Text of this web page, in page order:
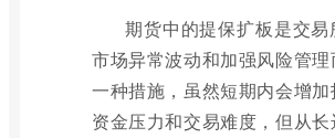
期货中的提保扩板是交
市场异常波动和加强风险管
一种措施，虽然短期内会增
资金压力和交易难度，但从长